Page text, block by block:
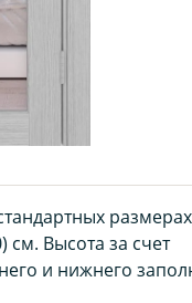
см. Высота за счет
и нижнего